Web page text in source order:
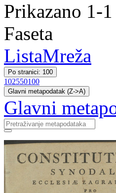
Prikazano 1-
Faseta
ListaMreža
Po stranici: 100
102550100
Glavni metapodatak (Z->A)
Glavni